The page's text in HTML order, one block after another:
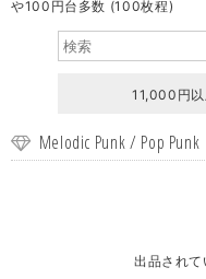
や100円台多数 (100枚程)
11,000円
Melodic Punk / Pop Punk
出品されて